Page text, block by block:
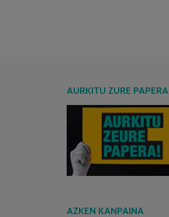
AURKITU ZURE PAPERA
AZKEN KANPAINA